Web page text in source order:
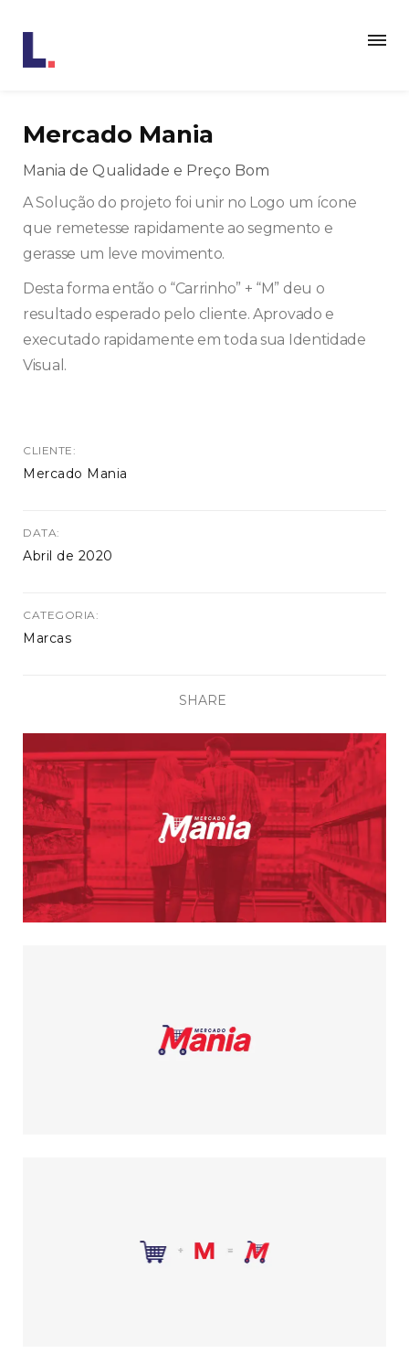
Mercado Mania
Mania de Qualidade e Preço Bom
A Solução do projeto foi unir no Logo um ícone
que remetesse rapidamente ao segmento e
gerasse um leve movimento.
Desta forma então o “Carrinho” + “M” deu o
resultado esperado pelo cliente. Aprovado e
executado rapidamente em toda sua Identidade
Visual.
CLIENTE
Mercado Mania
DATA
Abril de 2020
CATEGORIA
Marcas
SHARE